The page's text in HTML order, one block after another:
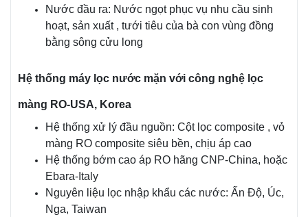
Nước đầu ra: Nước ngọt phục vụ nhu cầu sinh
hoạt, sản xuất , tưới tiêu của bà con vùng đồng
bằng sông cửu long
Hệ thống máy lọc nước mặn với công nghệ lọc
màng RO-USA, Korea
Hệ thống xử lý đầu nguồn: Cột lọc composite , vỏ
màng RO composite siêu bền, chịu áp cao
Hệ thống bớm cao áp RO hãng CNP-China, hoặc
Ebara-Italy
Nguyên liệu lọc nhập khẩu các nước: Ấn Độ, Úc,
Nga, Taiwan